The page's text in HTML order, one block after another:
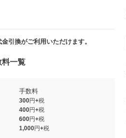
引換がご利用いただけます。​​
料一覧
手数料
300円+税
400円+税
600円+税
1,000円+税​